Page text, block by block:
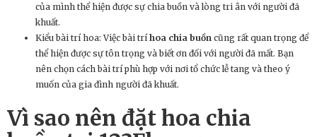
của mình thể hiện được sự chia buồn và lòng tri ân với người đã
khuất.
Kiểu bài trí hoa: Việc bài tríhoa chia buồn cũng rất quan trọng để
thể hiện được sự tôn trọng và biết ơn đối với người đã mất. Bạn
nên chọn cách bài trí phù hợp với nơi tổ chức lễ tang và theo ý
muốn của gia đình người đã khuất.
Vì sao nên đặthoa chia